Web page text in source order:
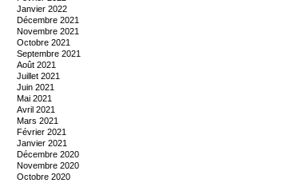
Janvier 2022
Décembre 2021
Novembre 2021
Octobre 2021
Septembre 2021
Août 2021
Juillet 2021
Juin 2021
Mai 2021
Avril 2021
Mars 2021
Février 2021
Janvier 2021
Décembre 2020
Novembre 2020
Octobre 2020